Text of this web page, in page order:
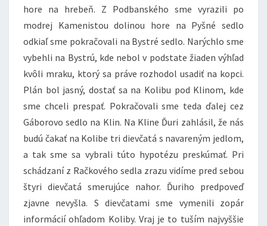
hore na hrebeň. Z Podbanského sme vyrazili po
modrej Kamenistou dolinou hore na Pyšné sedlo
odkiaľ sme pokračovali na Bystré sedlo. Narýchlo sme
vybehli na Bystrú, kde nebol v podstate žiaden výhľad
kvôli mraku, ktorý sa práve rozhodol usadiť na kopci.
Plán bol jasný, dostať sa na Kolibu pod Klinom, kde
sme chceli prespať. Pokračovali sme teda ďalej cez
Gáborovo sedlo na Klin. Na Kline Ďuri zahlásil, že nás
budú čakať na Kolibe tri dievčatá s navareným jedlom,
a tak sme sa vybrali túto hypotézu preskúmať. Pri
schádzaní z Račkového sedla zrazu vidíme pred sebou
štyri dievčatá smerujúce nahor. Ďuriho predpoveď
zjavne nevyšla. S dievčatami sme vymenili zopár
informácií ohľadom Koliby. Vraj je to tuším najvyššie